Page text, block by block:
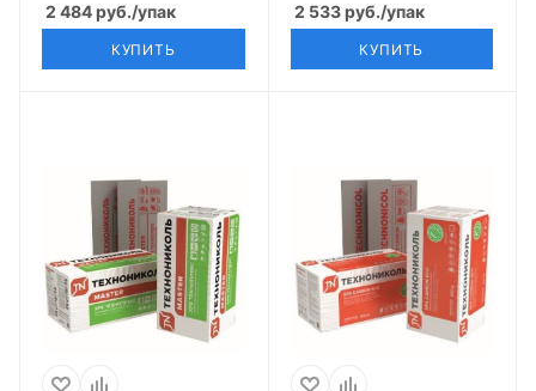
2 484руб./упак
КУПИТЬ
2 533руб./упак
КУПИТЬ